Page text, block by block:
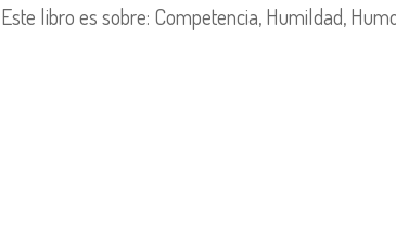
Este libro es sobre: Competencia, Humildad,